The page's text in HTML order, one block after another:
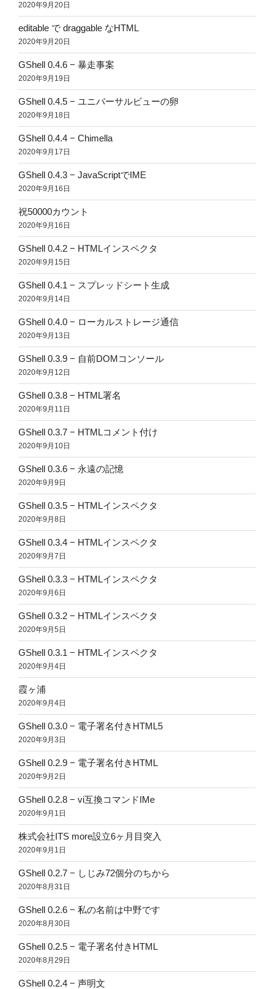
2020年9月20日
editable で draggable なHTML
2020年9月20日
GShell 0.4.6 − 暴走事案
2020年9月19日
GShell 0.4.5 − ユニバーサルビューの卵
2020年9月18日
GShell 0.4.4 − Chimella
2020年9月17日
GShell 0.4.3 − JavaScriptでIME
2020年9月16日
祝50000カウント
2020年9月16日
GShell 0.4.2 − HTMLインスペクタ
2020年9月15日
GShell 0.4.1 − スプレッドシート生成
2020年9月14日
GShell 0.4.0 − ローカルストレージ通信
2020年9月13日
GShell 0.3.9 − 自前DOMコンソール
2020年9月12日
GShell 0.3.8 − HTML署名
2020年9月11日
GShell 0.3.7 − HTMLコメント付け
2020年9月10日
GShell 0.3.6 − 永遠の記憶
2020年9月9日
GShell 0.3.5 − HTMLインスペクタ
2020年9月8日
GShell 0.3.4 − HTMLインスペクタ
2020年9月7日
GShell 0.3.3 − HTMLインスペクタ
2020年9月6日
GShell 0.3.2 − HTMLインスペクタ
2020年9月5日
GShell 0.3.1 − HTMLインスペクタ
2020年9月4日
霞ヶ浦
2020年9月4日
GShell 0.3.0 − 電子署名付きHTML5
2020年9月3日
GShell 0.2.9 − 電子署名付きHTML
2020年9月2日
GShell 0.2.8 − vi互換コマンドIMe
2020年9月1日
株式会社ITS more設立6ヶ月目突入
2020年9月1日
GShell 0.2.7 − しじみ72個分のちから
2020年8月31日
GShell 0.2.6 − 私の名前は中野です
2020年8月30日
GShell 0.2.5 − 電子署名付きHTML
2020年8月29日
GShell 0.2.4 − 声明文